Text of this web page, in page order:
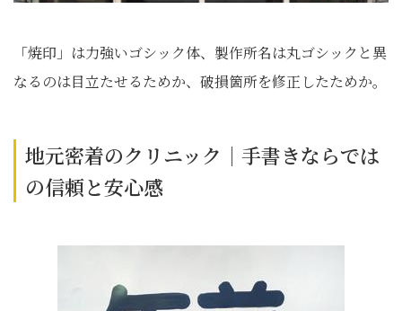
「焼印」は力強いゴシック体、製作所名は丸ゴシックと異
なるのは目立たせるためか、破損箇所を修正したためか。
地元密着のクリニック｜手書きならでは
の信頼と安心感